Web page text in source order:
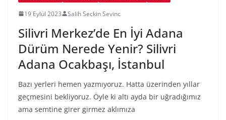
19 Eylül 2023 Salih Seckin Sevinc
Silivri Merkez’de En İyi Adana
Dürüm Nerede Yenir? Silivri
Adana Ocakbaşı, İstanbul
Bazı yerleri hemen yazmıyoruz. Hatta üzerinden yıllar
geçmesini bekliyoruz. Öyle ki altı ayda bir uğradığımız
ama semtine girer girmez aklımıza